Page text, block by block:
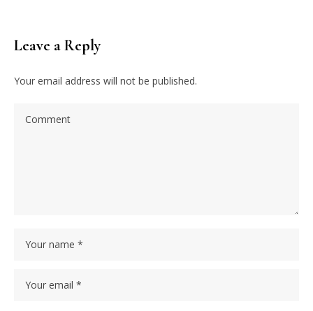
Leave a Reply
Your email address will not be published.